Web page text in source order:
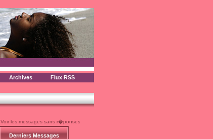
Archives Flux RSS
Voir les messages sans r�ponses
Derniers Messages